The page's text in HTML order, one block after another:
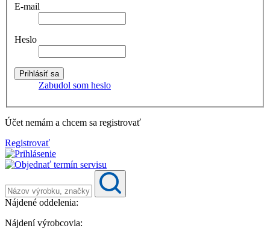
E-mail
Heslo
Zabudol som heslo
Účet nemám a chcem sa registrovať
Registrovať
Nájdené oddelenia:
Nájdení výrobcovia: